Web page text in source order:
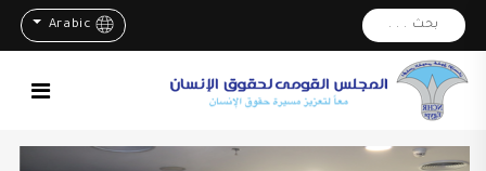
بحث . . . Arabic